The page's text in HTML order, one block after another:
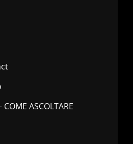
ASCOLTARE